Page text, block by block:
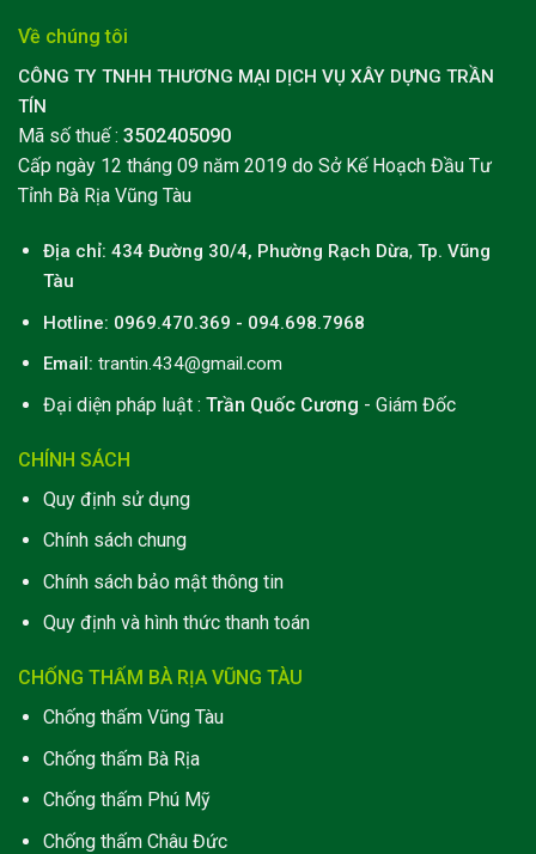
Về chúng tôi
CÔNG TY TNHH THƯƠNG MẠI DỊCH VỤ XÂY DỰNG TRẦN
TÍN
Mã số thuế : 3502405090
Cấp ngày 12 tháng 09 năm 2019 do Sở Kế Hoạch Đầu Tư
Tỉnh Bà Rịa Vũng Tàu
Địa chỉ: 434 Đường 30/4, Phường Rạch Dừa, Tp. Vũng
Tàu
Hotline: 0969.470.369 - 094.698.7968
Email: trantin.434@gmail.com
Đại diện pháp luật : Trần Quốc Cương - Giám Đốc
CHÍNH SÁCH
Quy định sử dụng
Chính sách chung
Chính sách bảo mật thông tin
Quy định và hình thức thanh toán
CHỐNG THẤM BÀ RỊA VŨNG TÀU
Chống thấm Vũng Tàu
Chống thấm Bà Rịa
Chống thấm Phú Mỹ
Chống thấm Châu Đức